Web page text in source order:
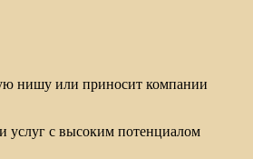
нишу или приносит компании
услуг с высоким потенциалом